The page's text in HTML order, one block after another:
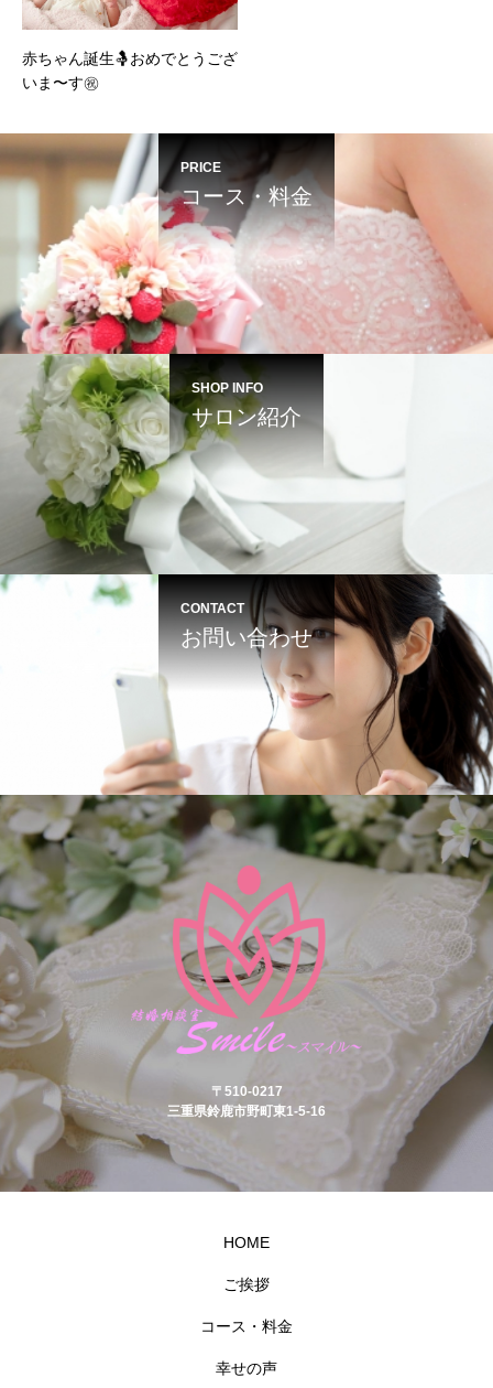
赤ちゃん誕生🤱おめでとうござ
いま〜す㊗️
PRICE
コース・料金
SHOP INFO
サロン紹介
CONTACT
お問い合わせ
〒510-0217
三重県鈴鹿市野町東1-5-16
HOME
ご挨拶
コース・料金
幸せの声